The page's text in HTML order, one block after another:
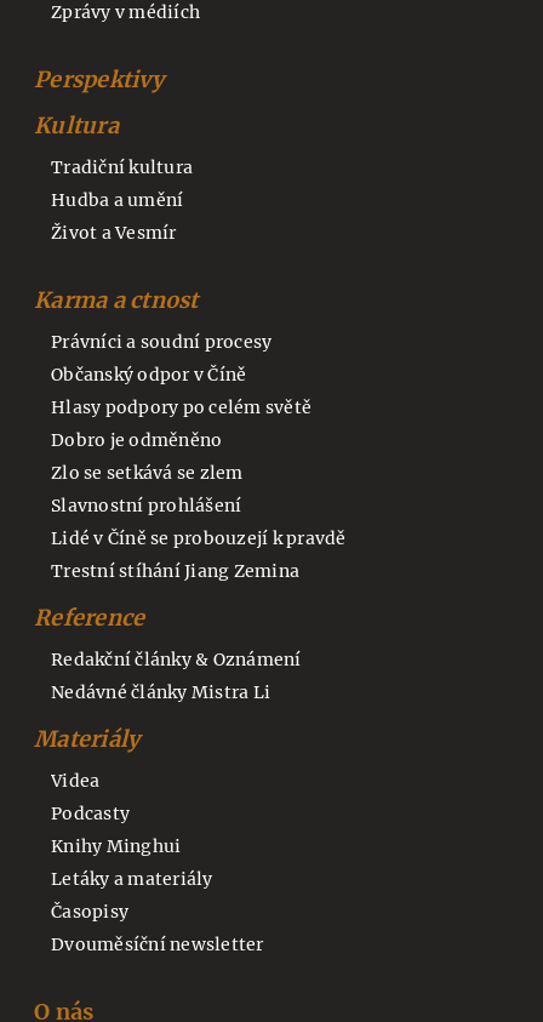
Zprávy v médiích
Perspektivy
Kultura
Tradiční kultura
Hudba a umění
Život a Vesmír
Karma a ctnost
Právníci a soudní procesy
Občanský odpor v Číně
Hlasy podpory po celém světě
Dobro je odměněno
Zlo se setkává se zlem
Slavnostní prohlášení
Lidé v Číně se probouzejí k pravdě
Trestní stíhání Jiang Zemina
Reference
Redakční články & Oznámení
Nedávné články Mistra Li
Materiály
Videa
Podcasty
Knihy Minghui
Letáky a materiály
Časopisy
Dvouměsíční newsletter
O nás